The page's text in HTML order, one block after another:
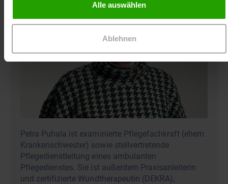
Alle auswählen
Ablehnen
Petra Puhala ist examinierte Pflegefachkraft (ehem.
Krankenschwester) sowie stellvertretende
Pflegedienstleitung eines ambulanten
Pflegedienstes. Sie ist außerdem Praxisanleiterin
und zertifizierte Wundtherapeutin (DEKRA),